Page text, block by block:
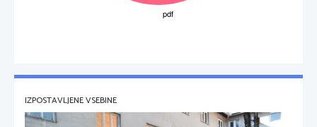
IZPOSTAVLJENE VSEBINE